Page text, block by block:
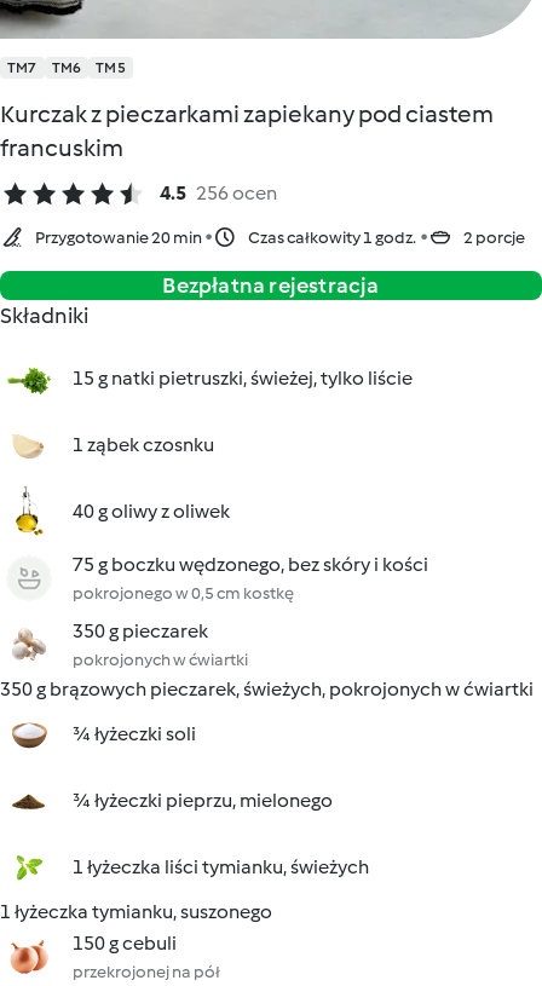
TM7 TM6 TM5
Kurczak z pieczarkami zapiekany pod ciastem
francuskim
4.5 256 ocen
Przygotowanie 20 min Czas całkowity 1 godz. 2 porcje
Bezpłatna rejestracja
Składniki
15 g natki pietruszki, świeżej, tylko liście
1 ząbek czosnku
40 g oliwy z oliwek
75 g boczku wędzonego, bez skóry i kości
pokrojonego w 0,5 cm kostkę
350 g pieczarek
pokrojonych w ćwiartki
350 g brązowych pieczarek, świeżych, pokrojonych w ćwiartki
¾ łyżeczki soli
¾ łyżeczki pieprzu, mielonego
1 łyżeczka liści tymianku, świeżych
1 łyżeczka tymianku, suszonego
150 g cebuli
przekrojonej na pół